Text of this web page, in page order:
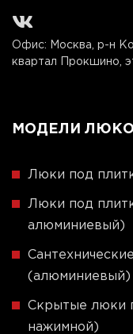
Офис: Москва, р-н
квартал Прокшино,
МОДЕЛИ
Люки под
Люки под
алюминиевый)
(алюминиевый)
Скрытые люки
нажимной)